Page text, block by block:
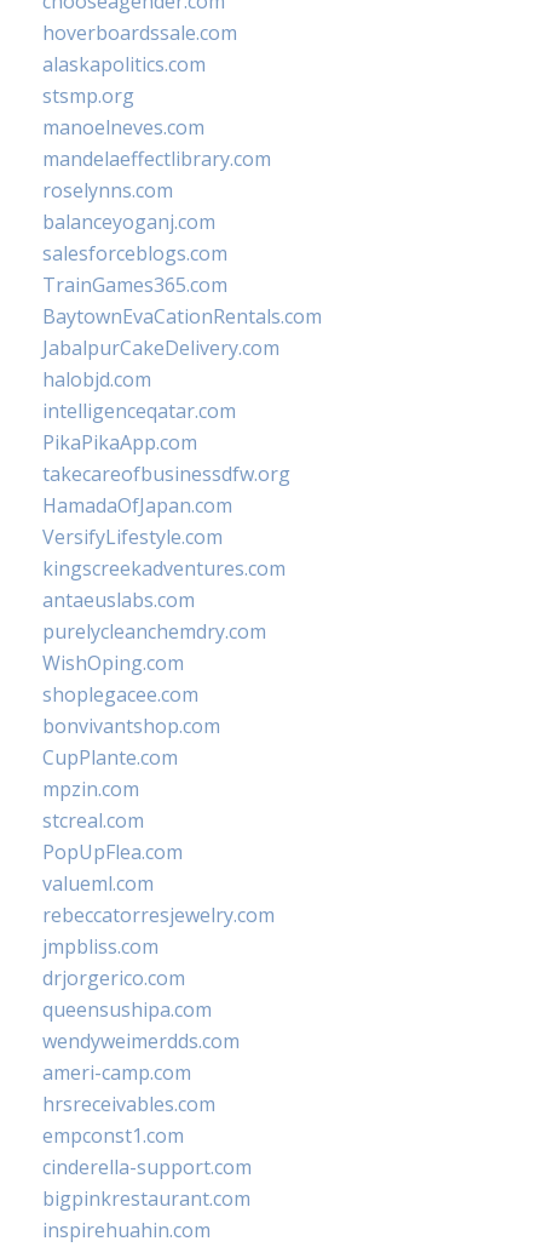
hoverboardssale.com
alaskapolitics.com
stsmp.org
manoelneves.com
mandelaeffectlibrary.com
roselynns.com
balanceyoganj.com
salesforceblogs.com
TrainGames365.com
BaytownEvaCationRentals.com
JabalpurCakeDelivery.com
halobjd.com
intelligenceqatar.com
PikaPikaApp.com
takecareofbusinessdfw.org
HamadaOfJapan.com
VersifyLifestyle.com
kingscreekadventures.com
antaeuslabs.com
purelycleanchemdry.com
WishOping.com
shoplegacee.com
bonvivantshop.com
CupPlante.com
mpzin.com
stcreal.com
PopUpFlea.com
valueml.com
rebeccatorresjewelry.com
jmpbliss.com
drjorgerico.com
queensushipa.com
wendyweimerdds.com
ameri-camp.com
hrsreceivables.com
empconst1.com
cinderella-support.com
bigpinkrestaurant.com
inspirehuahin.com